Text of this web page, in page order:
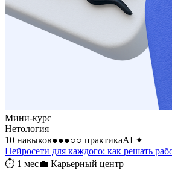
Мини-курс
Нетология
10 навыков●●●○○ практикаAI ✦
Нейросети для каждого: как решать
⏱ 1 мес💼 Карьерный центр